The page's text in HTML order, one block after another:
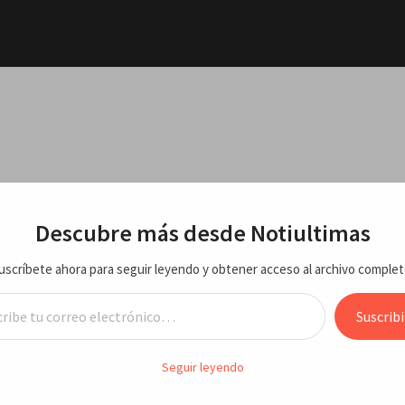
con
e
de junio 2026
del mundo, domingo 7 de junio
Descubre más desde Notiultimas
ahora para seguir leyendo y obtener acceso al archivo
electrónico…
Seguir leyendo